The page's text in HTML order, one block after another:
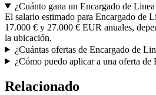
¿Cuánto gana un Encargado de
El salario estimado para Encargado de
17.000 € y 27.000 € EUR anuales,
la ubicación.
¿Cuántas ofertas de Encargado de
¿Cómo puedo aplicar a una oferta de
Relacionado